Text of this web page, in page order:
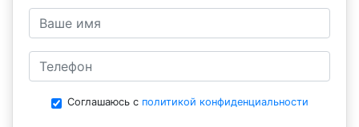
Соглашаюсь с политикой конфиденциальности